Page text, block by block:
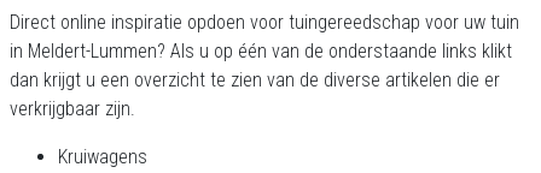
Direct online inspiratie opdoen voor tuingereedschap voor uw tuin
in Meldert-Lummen? Als u op één van de onderstaande links klikt
dan krijgt u een overzicht te zien van de diverse artikelen die er
verkrijgbaar zijn.
Kruiwagens